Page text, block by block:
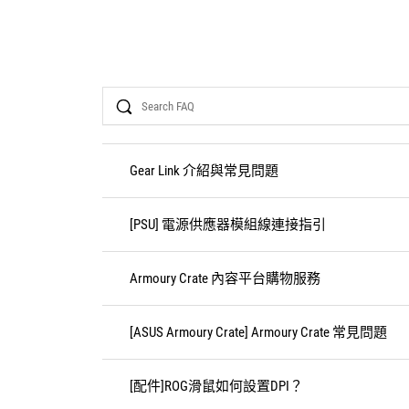
Search
Gear Link 介紹與常見問題
[PSU] 電源供應器模組線連接指引
Armoury Crate 內容平台購物服務
[ASUS Armoury Crate] Armoury Crate 常見問題
[配件]ROG滑鼠如何設置DPI？